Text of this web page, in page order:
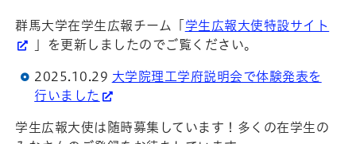
群馬大学在学生広報チーム「 学生広報大使特設サイト
」を更新しましたのでご覧ください。
2025.10.29 大学院理工学府説明会で体験発表を
行いました
学生広報大使は随時募集しています！多くの在学生の